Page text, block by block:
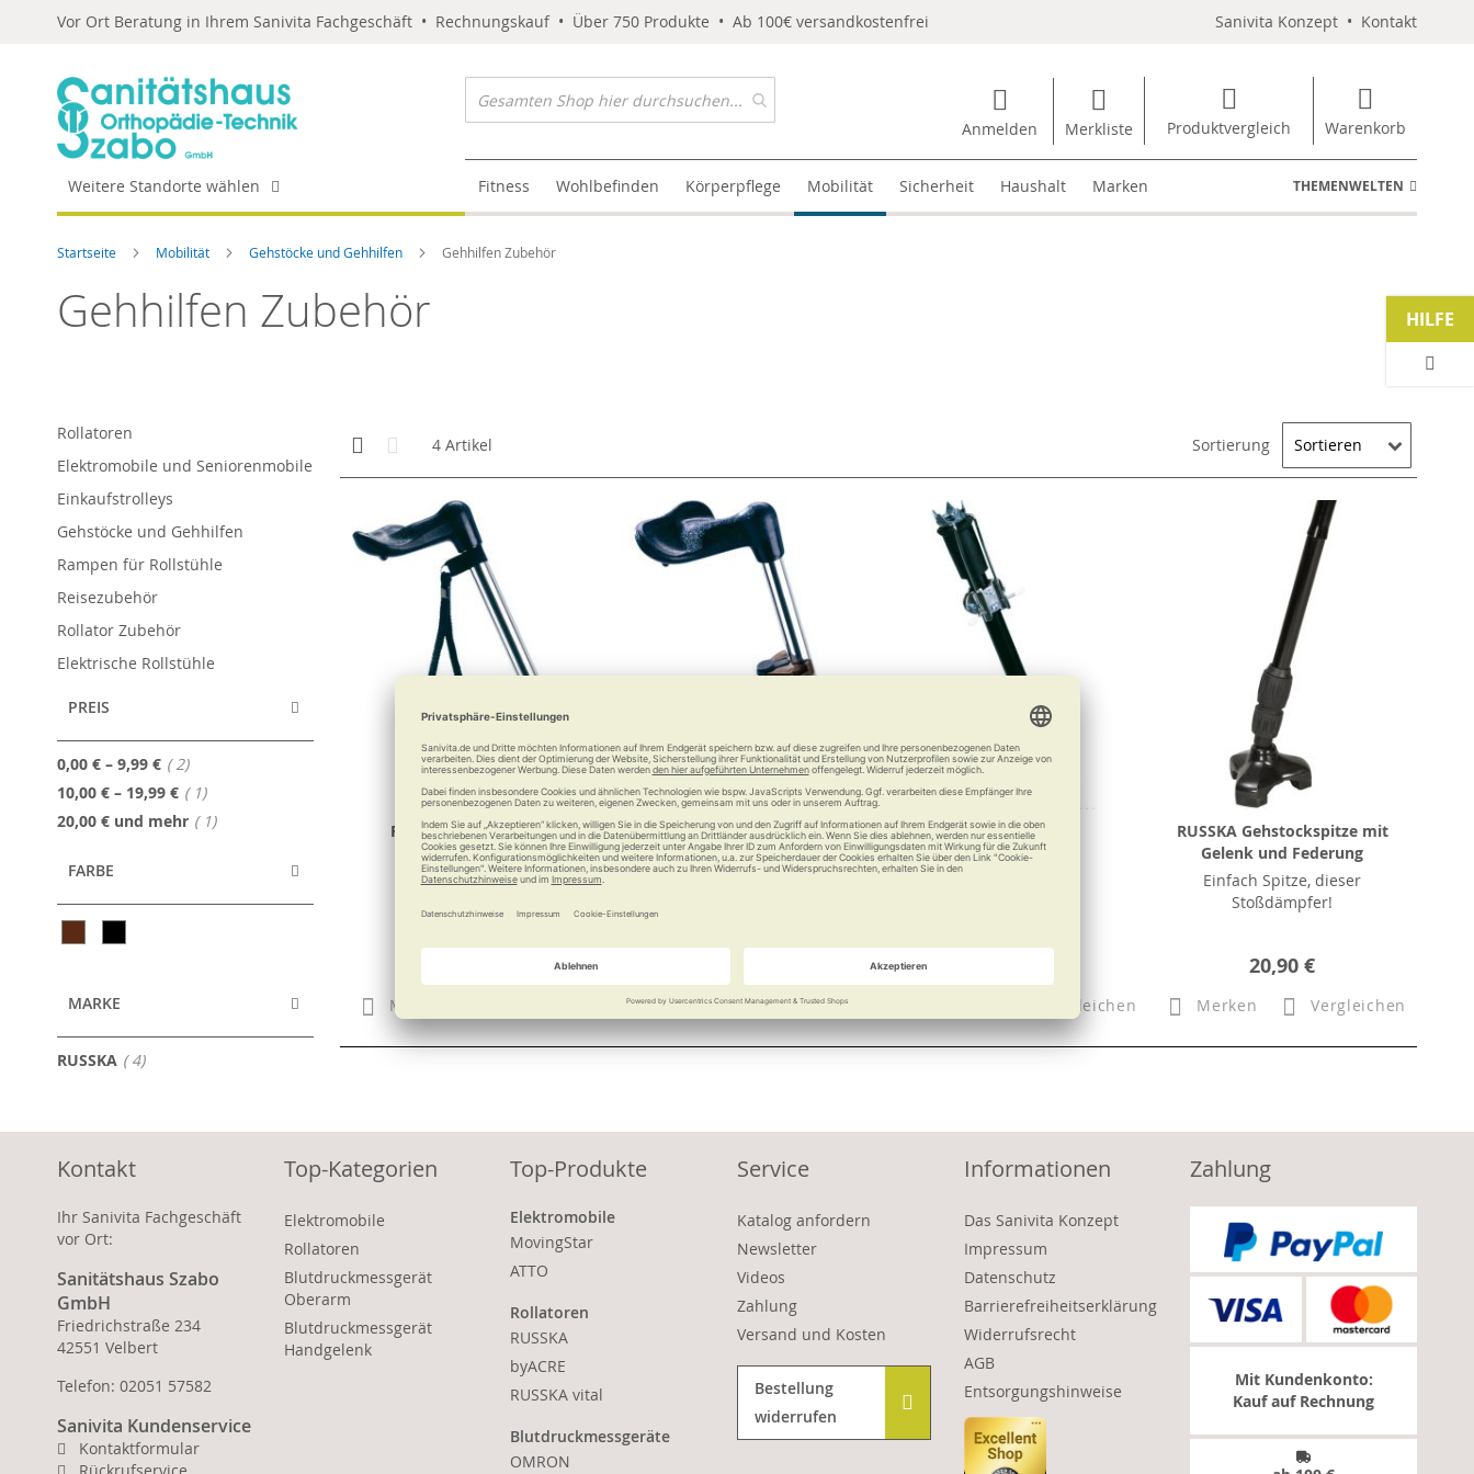
Vor Ort Beratung in Ihrem Sanivita Fachgeschäft • Rechnungskauf • Über 750 Produkte • Ab 100€ versandkostenfrei Sanivita Konzept • Kontakt
Anmelden Merkliste Produktvergleich Warenkorb
Weitere Standorte wählen Fitness Wohlbefinden Körperpflege Mobilität Sicherheit Haushalt Marken THEMENWELTEN
Startseite Mobilität Gehstöcke und Gehhilfen Gehhilfen Zubehör
Gehhilfen Zubehör
Anzeigen
als
Kachelansicht
4 Artikel Sortierung
RUSSKA Stockschlaufe
Merken
RUSSKA Stockhalter
So bleibt Ihr Stock am Tisch
Merken Vergleichen
RUSSKA Eiskralle
Eisfest
Vergleichen
RUSSKA Gehstockspitze mit
Gelenk und Federung
Einfach Spitze, dieser
Stoßdämpfer!
20,90 €
Merken Vergleichen
Rollatoren
Elektromobile und Seniorenmobile
Einkaufstrolleys
Gehstöcke und Gehhilfen
Rampen für Rollstühle
Reisezubehör
Rollator Zubehör
Elektrische Rollstühle
PREIS
0,00 € – 9,99 € 2Artikel
10,00 € – 19,99 € 1Artikel
20,00 € und mehr 1Artikel
FARBE
MARKE
RUSSKA 4Artikel
HILFE
Kontakt
Ihr Sanivita Fachgeschäft
vor Ort:
Sanitätshaus Szabo
GmbH
Friedrichstraße 234
42551 Velbert
Telefon: 02051 57582
Sanivita Kundenservice
Kontaktformular
Top-Kategorien
Elektromobile
Rollatoren
Blutdruckmessgerät
Oberarm
Blutdruckmessgerät
Handgelenk
Top-Produkte
Elektromobile
MovingStar
ATTO
Rollatoren
RUSSKA
byACRE
RUSSKA vital
Blutdruckmessgeräte
OMRON
Service
Katalog anfordern
Newsletter
Videos
Zahlung
Versand und Kosten
Bestellung
widerrufen
Informationen
Das Sanivita Konzept
Impressum
Datenschutz
Barrierefreiheitserklärung
Widerrufsrecht
AGB
Entsorgungshinweise
Zahlung
Mit Kundenkonto:
Kauf auf Rechnung